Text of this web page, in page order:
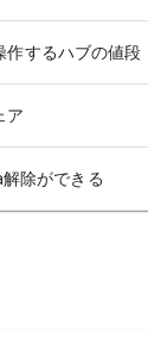
作するハブの値段
ア
解除ができる